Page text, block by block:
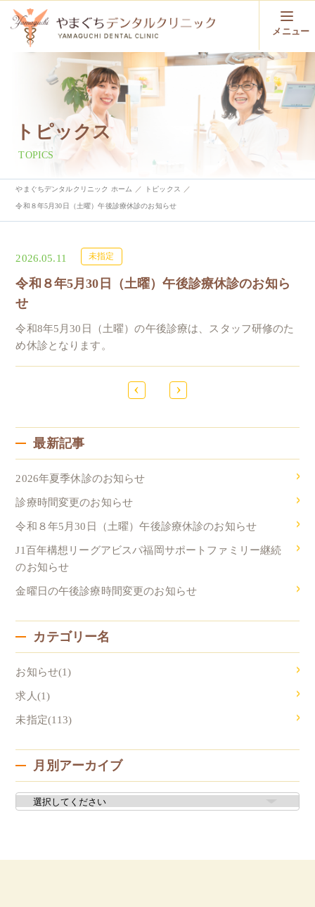
メニュー
トピックス
TOPICS
やまぐちデンタルクリニック ホーム トピックス
令和８年5月30日（土曜）午後診療休診のお知らせ
2026.05.11 未指定
令和８年5月30日（土曜）午後診療休診のお知ら
せ
令和8年5月30日（土曜）の午後診療は、スタッフ研修のた
め休診となります。
‹ ›
最新記事
2026年夏季休診のお知らせ
診療時間変更のお知らせ
令和８年5月30日（土曜）午後診療休診のお知らせ
J1百年構想リーグアビスパ福岡サポートファミリー継続
のお知らせ
金曜日の午後診療時間変更のお知らせ
カテゴリー名
お知らせ(1)
求人(1)
未指定(113)
月別アーカイブ